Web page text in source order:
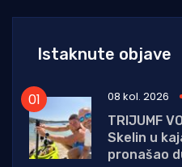
Istaknute objave
08 kol. 2026
TRIJUMF
Skelin u
pronašao